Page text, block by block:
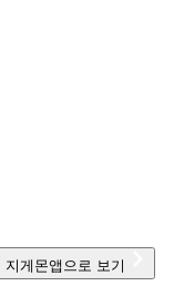
지게몬앱으로 보기